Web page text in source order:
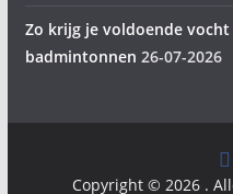
Zo krijg je voldoende
badmintonnen 26-07-2026
Copyright © 2026 .